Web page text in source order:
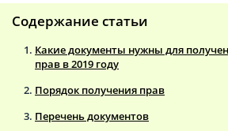
Содержание статьи
Какие документы нужны для
прав в 2019 году
Порядок получения прав
Перечень документов